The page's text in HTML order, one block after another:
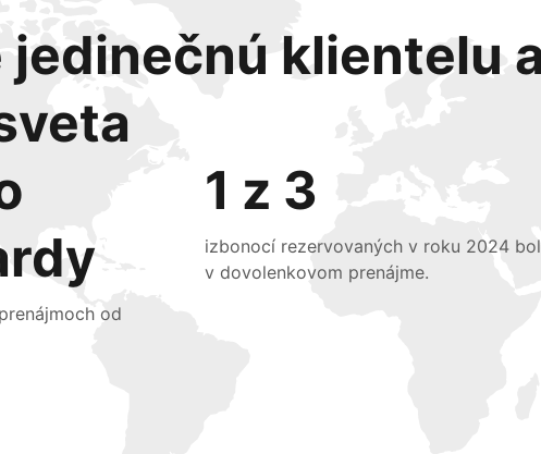
jedinečnú klientelu
od
1 z 3
izbonocí rezervovaných v roku 2024
v dovolenkovom prenájme.